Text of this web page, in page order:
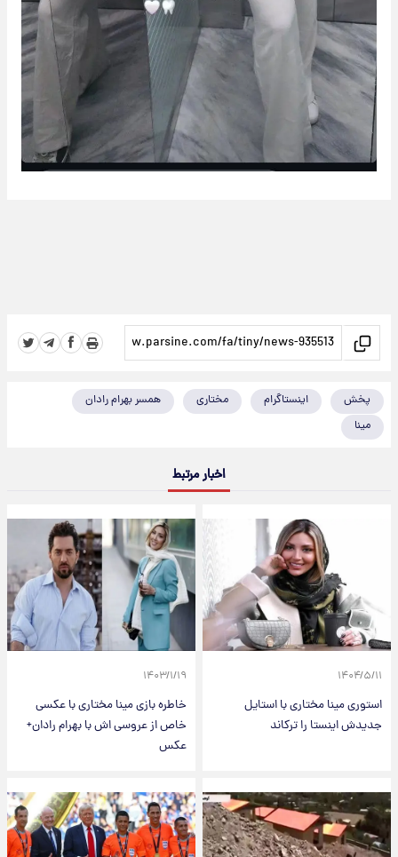
پخش اینستاگرام مختاری
همسر بهرام رادان
مینا
اخبار مرتبط
۱۴۰۴/۵/۱۱
استوری مینا مختاری با استایل
جدیدش اینستا را ترکاند
۱۴۰۳/۱/۱۹
خاطره بازی مینا مختاری با عکسی
خاص از عروسی اش با بهرام رادان+
عکس